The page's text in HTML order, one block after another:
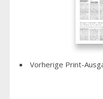
Vorherige Print-